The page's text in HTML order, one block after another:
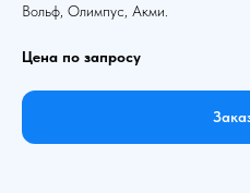
Вольф, Олимпус, Акми.
Цена по запросу